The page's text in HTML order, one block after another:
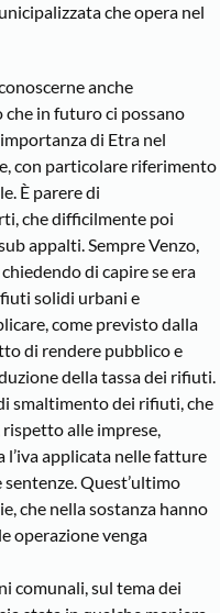
che opera nel
anche
che in futuro ci possano
di Etra nel
con particolare riferimento
È parere di
che difficilmente poi
appalti. Sempre Venzo,
di capire se era
solidi urbani e
come previsto dalla
di rendere pubblico e
della tassa dei rifiuti.
smaltimento dei rifiuti, che
alle imprese,
applicata nelle fatture
Quest’ultimo
che nella sostanza hanno
operazione venga
comunali, sul tema dei